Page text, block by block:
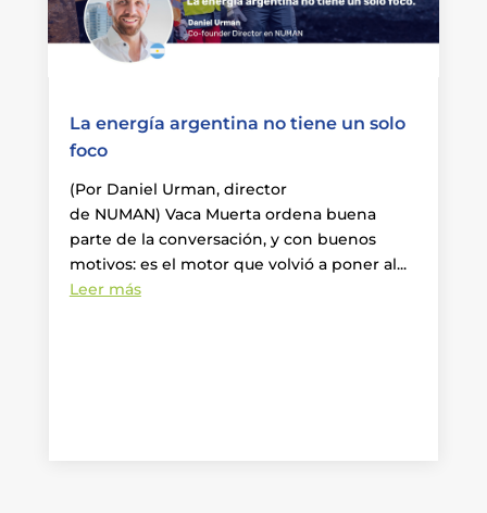
La energía argentina no tiene un solo
foco
(Por Daniel Urman, director
de NUMAN) Vaca Muerta ordena buena
parte de la conversación, y con buenos
motivos: es el motor que volvió a poner al...
Leer más